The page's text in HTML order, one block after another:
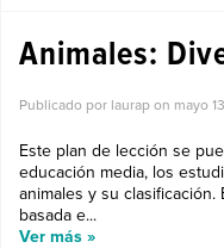
Animales:
Publicado por laurap on mayo
Este plan de lección se
educación media, los
animales y su
basada e...
Ver más »